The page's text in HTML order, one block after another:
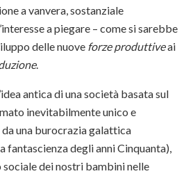
a vanvera, sostanziale
a piegare – come si sarebbe
delle nuove forze produttiveai
.
antica di una società basata sul
inevitabilmente unico e
una burocrazia galattica
fantascienza degli anni Cinquanta),
dei nostri bambini nelle